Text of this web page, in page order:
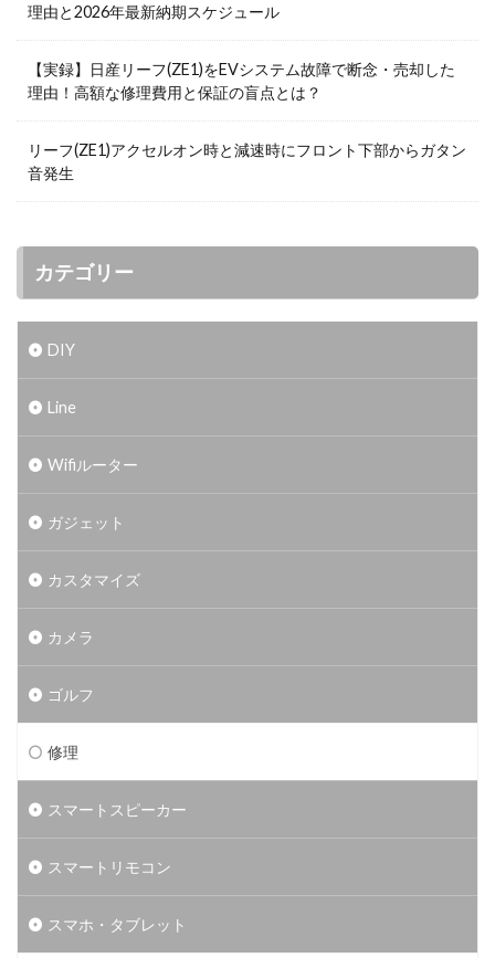
理由と2026年最新納期スケジュール
【実録】日産リーフ(ZE1)をEVシステム故障で断念・売却した
理由！高額な修理費用と保証の盲点とは？
リーフ(ZE1)アクセルオン時と減速時にフロント下部からガタン
音発生
カテゴリー
DIY
Line
Wifiルーター
ガジェット
カスタマイズ
カメラ
ゴルフ
修理
スマートスピーカー
スマートリモコン
スマホ・タブレット